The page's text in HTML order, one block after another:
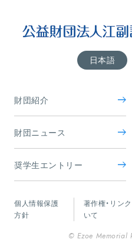
日本語
財団紹介
財団ニュース
奨学生エントリー
個人情報保護
方針
著作権・リン
いて
© Ezoe Memorial